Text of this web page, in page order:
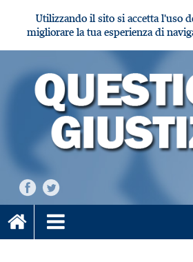
Utilizzando il sito si accetta l'uso
migliorare la tua esperienza di